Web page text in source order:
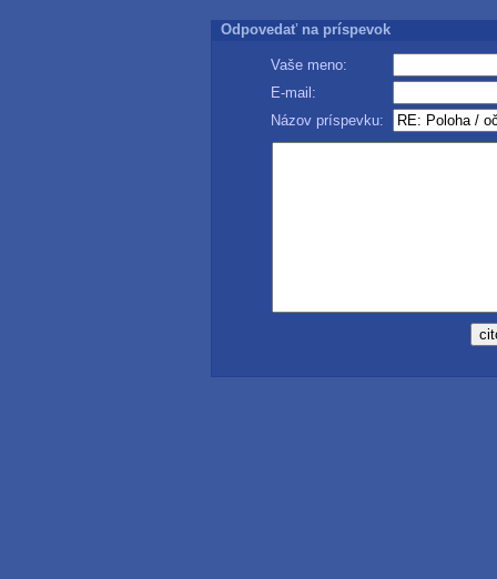
Odpovedať na príspevok
Vaše meno:
E-mail:
Názov príspevku: